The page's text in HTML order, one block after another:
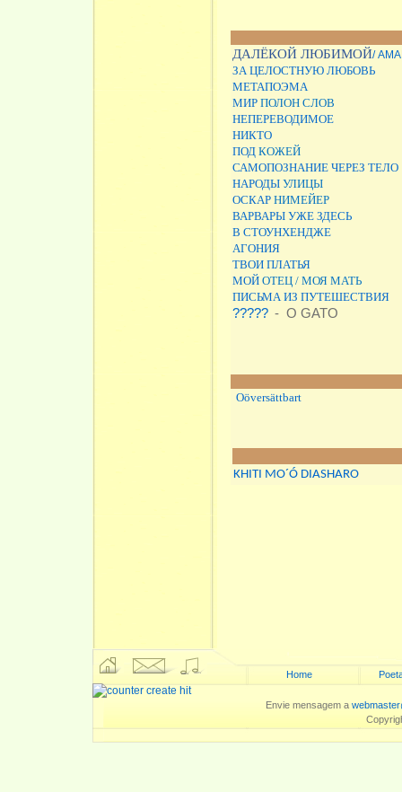
ДАЛЁКОЙ ЛЮБИМОЙ/
ЗА ЦЕЛОСТНУЮ ЛЮБОВЬ
МЕТАПОЭМА
МИР ПОЛОН СЛОВ
НЕПЕРЕВОДИМОЕ
НИКТО
ПОД КОЖЕЙ
САМОПОЗНАНИЕ ЧЕРЕЗ ТЕЛО
НАРОДЫ УЛИЦЫ
ОСКАР НИМЕЙЕР
ВАРВАРЫ УЖЕ ЗДЕСЬ
В СТОУНХЕНДЖЕ
АГОНИЯ
ТВОИ ПЛАТЬЯ
МОЙ ОТЕЦ / МОЯ МАТЬ
ПИСЬМА ИЗ ПУТЕШЕСТВИЯ
????? - O GATO
Oöversättbart
KHITI MO´Ó DIASHARO
Home
Envie mensagem a